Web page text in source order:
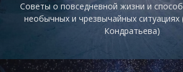
Советы о повседневной жизни и
необычных и чрезвычайных ситуациях
Кондратьева)